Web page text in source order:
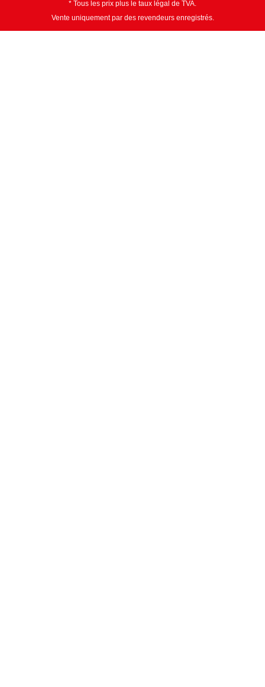
* Tous les prix plus le taux légal de TVA.
Vente uniquement par des revendeurs enregistrés.